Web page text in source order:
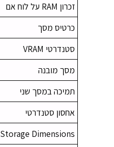
זכרון RAM על לוח אם
כרטיס מסך
סטנדרטי VRAM
מסך מובנה
תמיכה במסך שני
אחסון סטנדרטי
Storage Dimensions